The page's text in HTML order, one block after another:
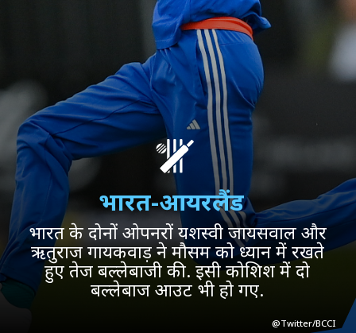
भारत के दोनों ओपनरों यशस्वी जायसवाल और
ऋतुराज गायकवाड़ ने मौसम को ध्यान में रखते
हुए तेज बल्लेबाजी की. इसी कोशिश में दो
बल्लेबाज आउट भी हो गए.
भारत-आयरलैंड
@Twitter/BCCI